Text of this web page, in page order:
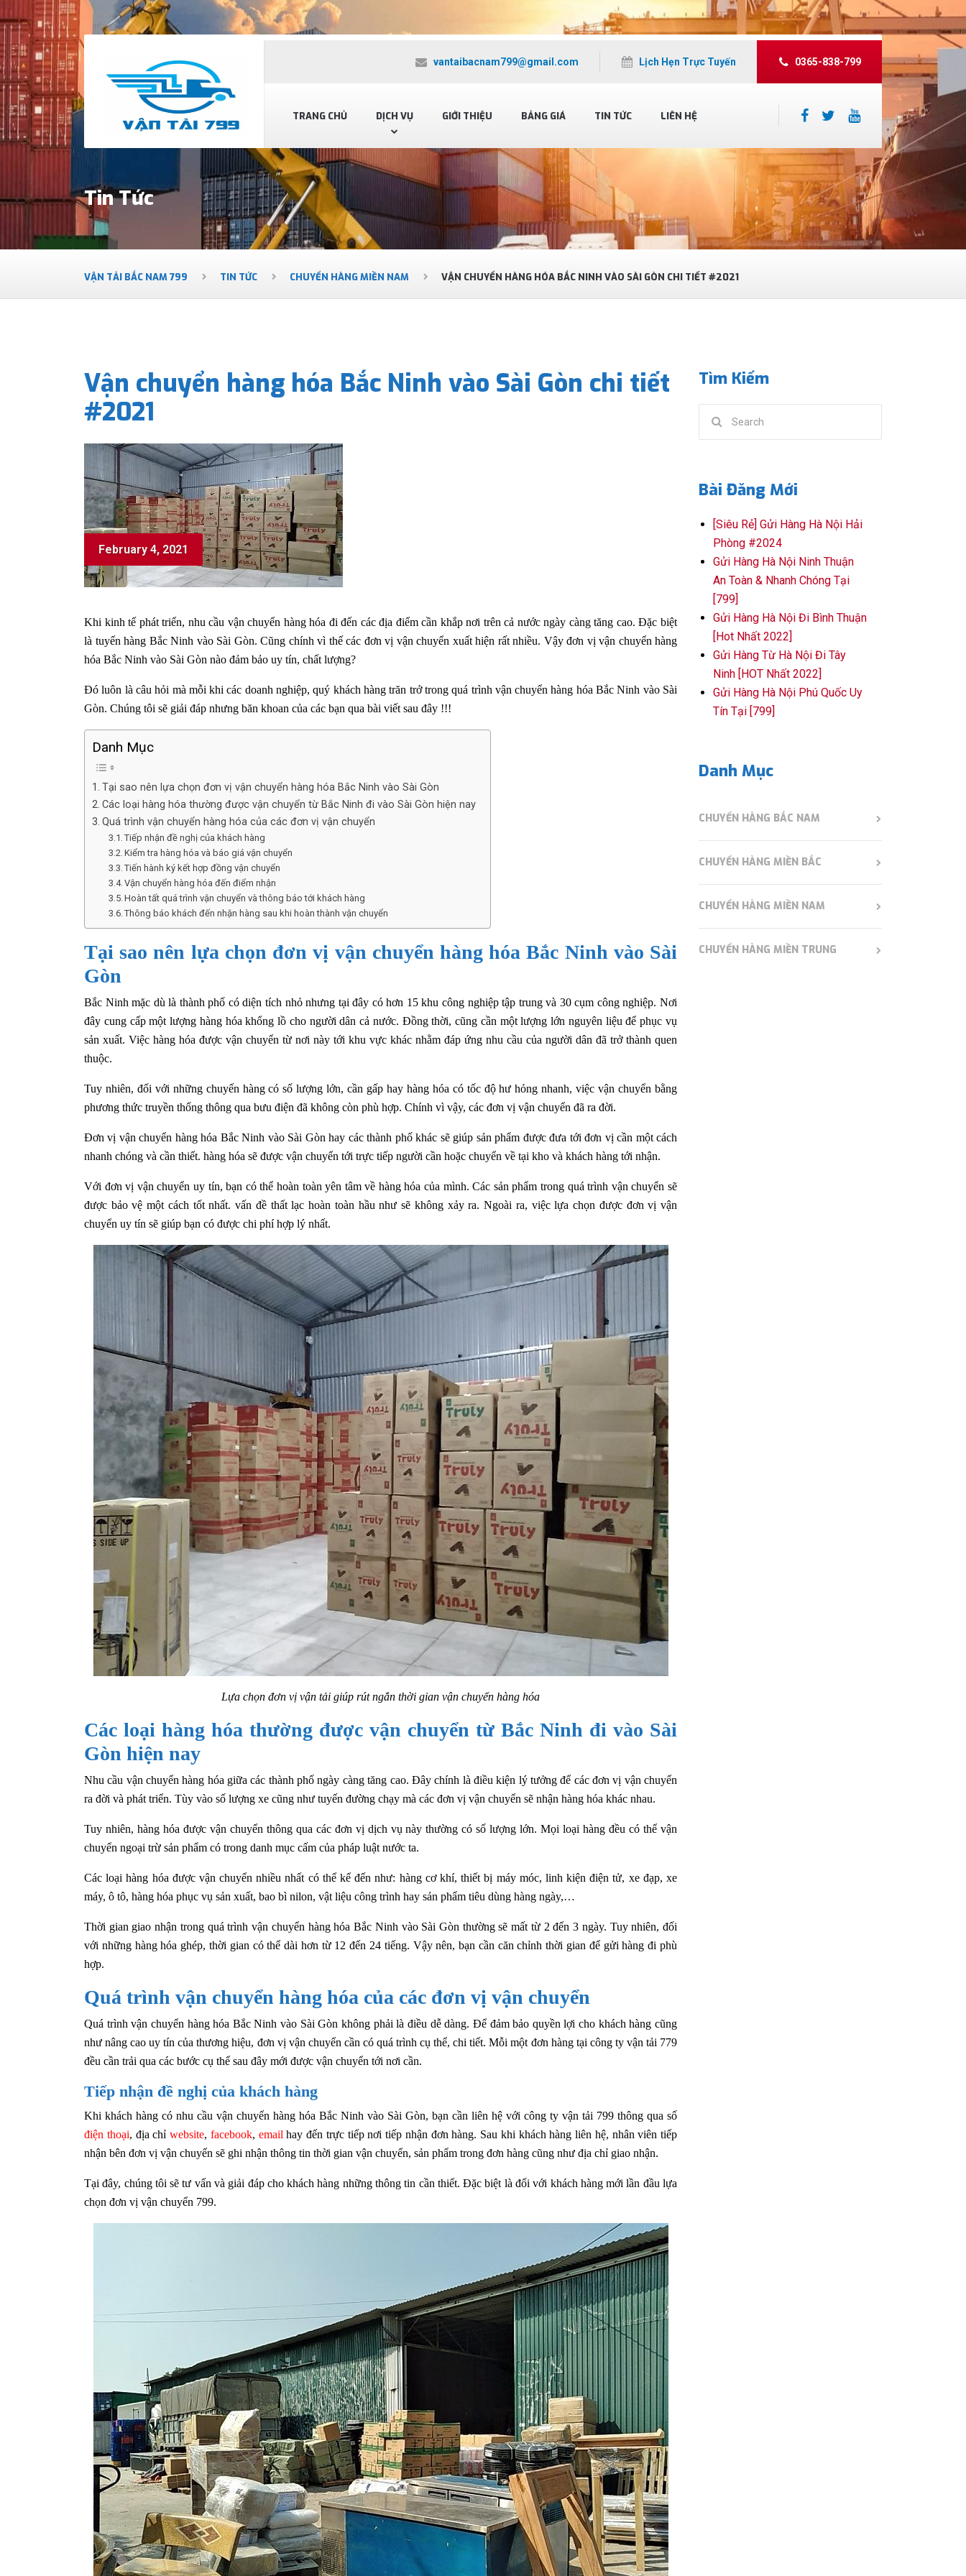
TRANG CHỦ DỊCH VỤ GIỚI THIỆU BẢNG GIÁ TIN TỨC LIÊN HỆ
vantaibacnam799@gmail.com Lịch Hẹn Trực Tuyến 0365-838-799
Tin Tức
VẬN TẢI BẮC NAM 799 TIN TỨC CHUYỂN HÀNG MIỀN NAM VẬN CHUYỂN HÀNG HÓA BẮC NINH VÀO SÀI GÒN CHI TIẾT #2021
Vận chuyển hàng hóa Bắc Ninh vào Sài Gòn chi tiết
#2021
February 4, 2021
Khi kinh tế phát triển, nhu cầu vận chuyển hàng hóa đi đến các địa điểm cần khắp nơi trên cả nước ngày càng tăng cao. Đặc biệt
là tuyến hàng Bắc Ninh vào Sài Gòn. Cũng chính vì thế các đơn vị vận chuyển xuất hiện rất nhiều. Vậy đơn vị vận chuyển hàng
hóa Bắc Ninh vào Sài Gòn nào đảm bảo uy tín, chất lượng?
Đó luôn là câu hỏi mà mỗi khi các doanh nghiệp, quý khách hàng trăn trở trong quá trình vận chuyển hàng hóa Bắc Ninh vào Sài
Gòn. Chúng tôi sẽ giải đáp nhưng băn khoan của các bạn qua bài viết sau đây !!!
Danh Mục
Tại sao nên lựa chọn đơn vị vận chuyển hàng hóa Bắc Ninh vào Sài Gòn
Các loại hàng hóa thường được vận chuyển từ Bắc Ninh đi vào Sài Gòn hiện nay
Quá trình vận chuyển hàng hóa của các đơn vị vận chuyển
Tiếp nhận đề nghị của khách hàng
Kiểm tra hàng hóa và báo giá vận chuyển
Tiến hành ký kết hợp đồng vận chuyển
Vận chuyển hàng hóa đến điểm nhận
Hoàn tất quá trình vận chuyển và thông báo tới khách hàng
Thông báo khách đến nhận hàng sau khi hoàn thành vận chuyển
Tại sao nên lựa chọn đơn vị vận chuyển hàng hóa Bắc Ninh vào Sài
Gòn
Bắc Ninh mặc dù là thành phố có diện tích nhỏ nhưng tại đây có hơn 15 khu công nghiệp tập trung và 30 cụm công nghiệp. Nơi
đây cung cấp một lượng hàng hóa khổng lồ cho người dân cả nước. Đồng thời, cũng cần một lượng lớn nguyên liệu để phục vụ
sản xuất. Việc hàng hóa được vận chuyển từ nơi này tới khu vực khác nhằm đáp ứng nhu cầu của người dân đã trở thành quen
thuộc.
Tuy nhiên, đối với những chuyến hàng có số lượng lớn, cần gấp hay hàng hóa có tốc độ hư hỏng nhanh, việc vận chuyển bằng
phương thức truyền thống thông qua bưu điện đã không còn phù hợp. Chính vì vậy, các đơn vị vận chuyển đã ra đời.
Đơn vị vận chuyển hàng hóa Bắc Ninh vào Sài Gòn hay các thành phố khác sẽ giúp sản phẩm được đưa tới đơn vị cần một cách
nhanh chóng và cần thiết. hàng hóa sẽ được vận chuyển tới trực tiếp người cần hoặc chuyển về tại kho và khách hàng tới nhận.
Với đơn vị vận chuyển uy tín, bạn có thể hoàn toàn yên tâm về hàng hóa của mình. Các sản phẩm trong quá trình vận chuyển sẽ
được bảo vệ một cách tốt nhất. vấn đề thất lạc hoàn toàn hầu như sẽ không xảy ra. Ngoài ra, việc lựa chọn được đơn vị vận
chuyển uy tín sẽ giúp bạn có được chi phí hợp lý nhất.
Lựa chọn đơn vị vận tải giúp rút ngắn thời gian vận chuyển hàng hóa
Các loại hàng hóa thường được vận chuyển từ Bắc Ninh đi vào Sài
Gòn hiện nay
Nhu cầu vận chuyển hàng hóa giữa các thành phố ngày càng tăng cao. Đây chính là điều kiện lý tưởng để các đơn vị vận chuyển
ra đời và phát triển. Tùy vào số lượng xe cũng như tuyến đường chạy mà các đơn vị vận chuyển sẽ nhận hàng hóa khác nhau.
Tuy nhiên, hàng hóa được vận chuyển thông qua các đơn vị dịch vụ này thường có số lượng lớn. Mọi loại hàng đều có thể vận
chuyển ngoại trừ sản phẩm có trong danh mục cấm của pháp luật nước ta.
Các loại hàng hóa được vận chuyển nhiều nhất có thể kể đến như: hàng cơ khí, thiết bị máy móc, linh kiện điện tử, xe đạp, xe
máy, ô tô, hàng hóa phục vụ sản xuất, bao bì nilon, vật liệu công trình hay sản phẩm tiêu dùng hàng ngày,…
Thời gian giao nhận trong quá trình vận chuyển hàng hóa Bắc Ninh vào Sài Gòn thường sẽ mất từ 2 đến 3 ngày. Tuy nhiên, đối
với những hàng hóa ghép, thời gian có thể dài hơn từ 12 đến 24 tiếng. Vậy nên, bạn cần căn chỉnh thời gian để gửi hàng đi phù
hợp.
Quá trình vận chuyển hàng hóa của các đơn vị vận chuyển
Quá trình vận chuyển hàng hóa Bắc Ninh vào Sài Gòn không phải là điều dễ dàng. Để đảm bảo quyền lợi cho khách hàng cũng
như nâng cao uy tín của thương hiệu, đơn vị vận chuyển cần có quá trình cụ thể, chi tiết. Mỗi một đơn hàng tại công ty vận tải 779
đều cần trải qua các bước cụ thể sau đây mới được vận chuyển tới nơi cần.
Tiếp nhận đề nghị của khách hàng
Khi khách hàng có nhu cầu vận chuyển hàng hóa Bắc Ninh vào Sài Gòn, bạn cần liên hệ với công ty vận tải 799 thông qua số
điện thoại, địa chỉ website, facebook, email hay đến trực tiếp nơi tiếp nhận đơn hàng. Sau khi khách hàng liên hệ, nhân viên tiếp
nhận bên đơn vị vận chuyển sẽ ghi nhận thông tin thời gian vận chuyển, sản phẩm trong đơn hàng cũng như địa chỉ giao nhận.
Tại đây, chúng tôi sẽ tư vấn và giải đáp cho khách hàng những thông tin cần thiết. Đặc biệt là đối với khách hàng mới lần đầu lựa
chọn đơn vị vận chuyển 799.
Tìm Kiếm
Bài Đăng Mới
[Siêu Rẻ] Gửi Hàng Hà Nội Hải
Phòng #2024
Gửi Hàng Hà Nội Ninh Thuận
An Toàn & Nhanh Chóng Tại
[799]
Gửi Hàng Hà Nội Đi Bình Thuận
[Hot Nhất 2022]
Gửi Hàng Từ Hà Nội Đi Tây
Ninh [HOT Nhất 2022]
Gửi Hàng Hà Nội Phú Quốc Uy
Tín Tại [799]
Danh Mục
CHUYỂN HÀNG BẮC NAM
CHUYỂN HÀNG MIỀN BẮC
CHUYỂN HÀNG MIỀN NAM
CHUYỂN HÀNG MIỀN TRUNG